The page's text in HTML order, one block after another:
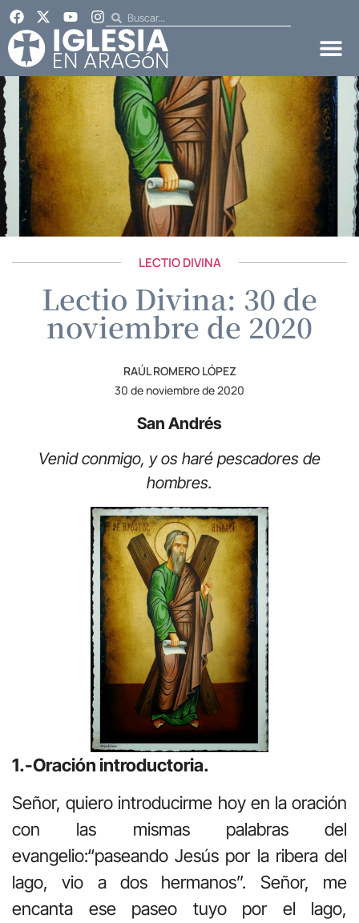
LECTIO DIVINA
Lectio Divina: 30 de
noviembre de 2020
RAÚL ROMERO LÓPEZ
30 de noviembre de 2020
San Andrés
Venid conmigo, y os haré pescadores de
hombres.
1.-Oración introductoria.
Señor, quiero introducirme hoy en la oración
con las mismas palabras del
evangelio:“paseando Jesús por la ribera del
lago, vio a dos hermanos”. Señor, me
encanta ese paseo tuyo por el lago,